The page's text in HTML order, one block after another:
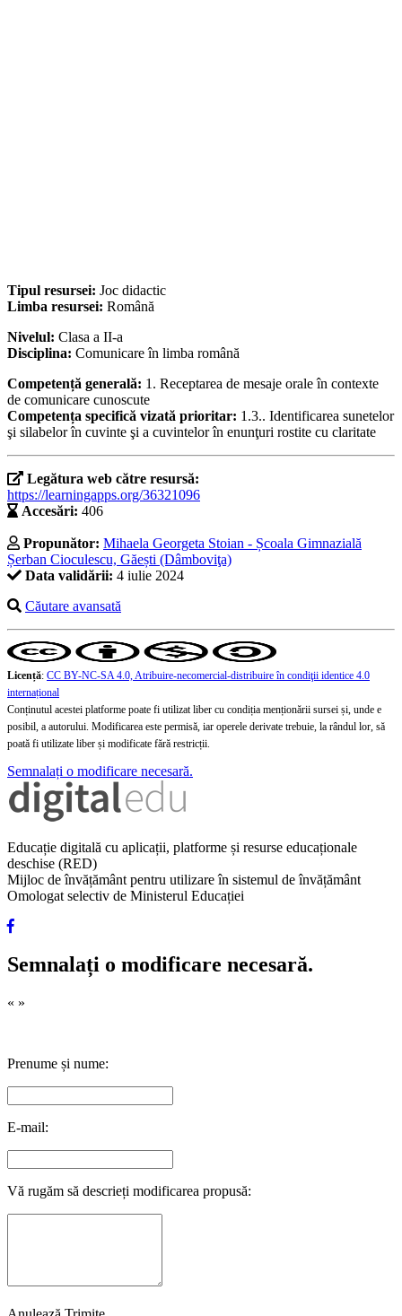
Tipul resursei: Joc didactic
Limba resursei: Română
Nivelul: Clasa a II-a
Disciplina: Comunicare în limba română
Competență generală: 1. Receptarea de mesaje orale în contexte
de comunicare cunoscute
Competența specifică vizată prioritar: 1.3.. Identificarea sunetelor
şi silabelor în cuvinte şi a cuvintelor în enunţuri rostite cu claritate
Legătura web către resursă:
https://learningapps.org/36321096
Accesări: 406
Propunător: Mihaela Georgeta Stoian - Școala Gimnazială
Șerban Cioculescu, Găești (Dâmboviţa)
Data validării: 4 iulie 2024
Căutare avansată
Licență: CC BY-NC-SA 4.0, Atribuire-necomercial-distribuire în condiţii identice 4.0
internațional
Conținutul acestei platforme poate fi utilizat liber cu condiția menționării sursei și, unde e
posibil, a autorului. Modificarea este permisă, iar operele derivate trebuie, la rândul lor, să
poată fi utilizate liber și modificate fără restricții.
Semnalați o modificare necesară.
Educație digitală cu aplicații, platforme și resurse educaționale
deschise (RED)
Mijloc de învățământ pentru utilizare în sistemul de învățământ
Omologat selectiv de Ministerul Educației
Semnalați o modificare necesară.
« »
Prenume și nume:
E-mail:
Vă rugăm să descrieți modificarea propusă: